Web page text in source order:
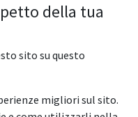
o modificare il
una marcatura
quali si possono
della tua
sito su questo
migliori sul sito.